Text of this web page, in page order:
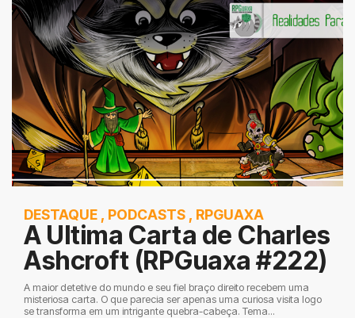
DESTAQUE , PODCASTS , RPGUAXA
A Ultima Carta de Charles
Ashcroft (RPGuaxa #222)
A maior detetive do mundo e seu fiel braço direito recebem uma
misteriosa carta. O que parecia ser apenas uma curiosa visita logo
se transforma em um intrigante quebra-cabeça. Tema...